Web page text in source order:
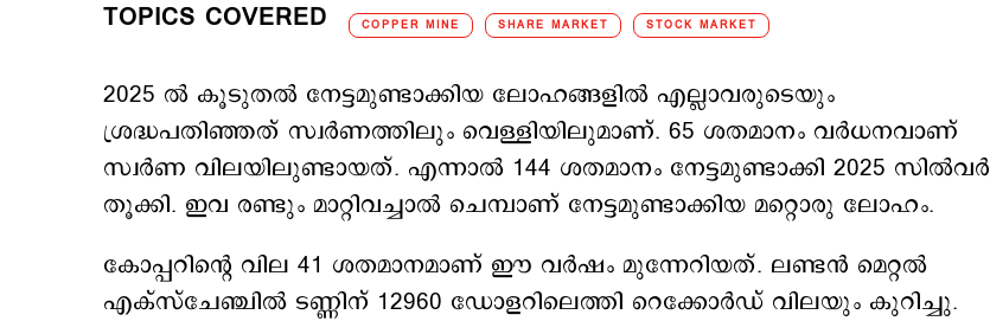
TOPICS COVERED COPPER MINE SHARE MARKET STOCK MARKET
2025 ല്‍ കൂടുതല്‍ നേട്ടമുണ്ടാക്കിയ ലോഹങ്ങളില്‍ എല്ലാവരുടെയും
ശ്രദ്ധപതിഞ്ഞത് സ്വര്‍ണത്തിലും വെള്ളിയിലുമാണ്. 65 ശതമാനം വര്‍ധനവാണ്
സ്വര്‍ണ വിലയിലുണ്ടായത്. എന്നാല്‍ 144 ശതമാനം നേട്ടമുണ്ടാക്കി 2025 സില്‍വര്‍
തൂക്കി. ഇവ രണ്ടും മാറ്റിവച്ചാല്‍ ചെമ്പാണ് നേട്ടമുണ്ടാക്കിയ മറ്റൊരു ലോഹം.
കോപ്പറിന്‍റെ വില 41 ശതമാനമാണ് ഈ വര്‍ഷം മുന്നേറിയത്. ലണ്ടന്‍ മെറ്റല്‍
എക്സ്ചേഞ്ചില്‍ ടണ്ണിന് 12960 ഡോളറിലെത്തി റെക്കോര്‍ഡ് വിലയും കുറിച്ചു.